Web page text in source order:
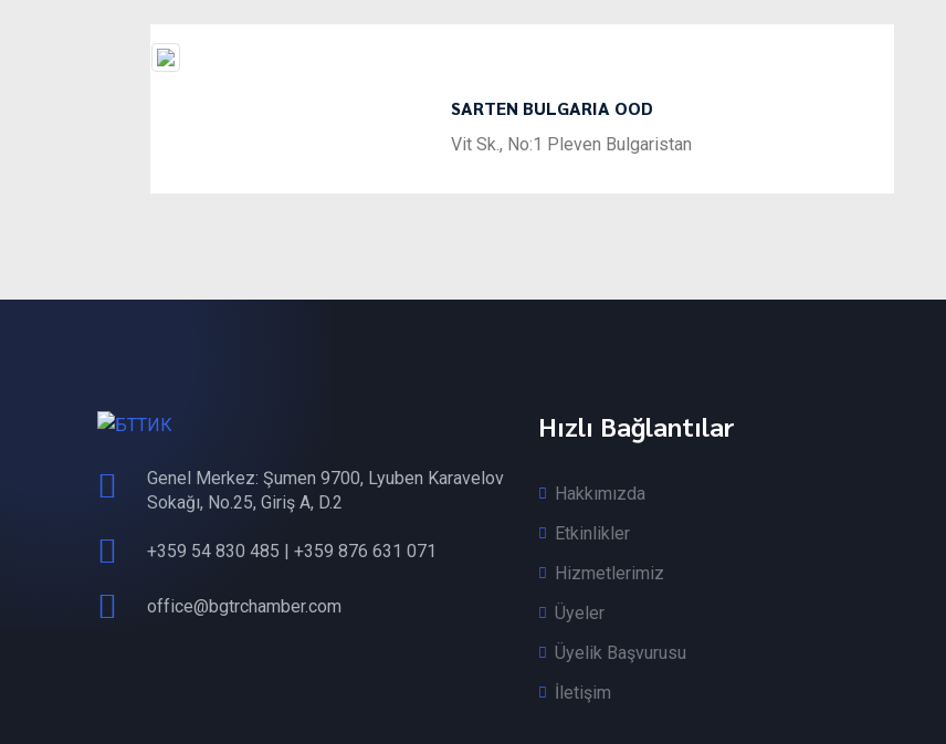
SARTEN BULGARIA OOD
Vit Sk., No:1 Pleven Bulgaristan
Genel Merkez: Şumen 9700, Lyuben Karavelov
Sokağı, No.25, Giriş A, D.2
+359 54 830 485 | +359 876 631 071
office@bgtrchamber.com
Hızlı Bağlantılar
Hakkımızda
Etkinlikler
Hizmetlerimiz
Üyeler
Üyelik Başvurusu
İletişim